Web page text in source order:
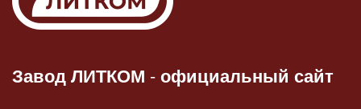
Завод ЛИТКОМ -официальный сайт